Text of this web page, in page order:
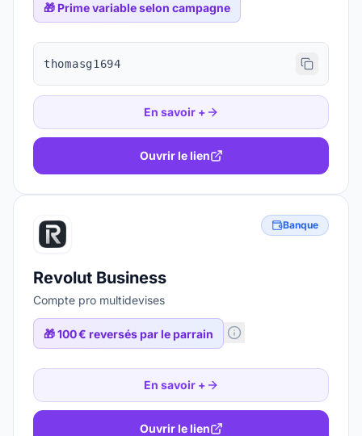
🎁 Prime variable selon campagne
thomasg1694
En savoir +
Ouvrir le lien
Banque
Revolut Business
Compte pro multidevises
🎁100 € reversés par le parrain
En savoir +
Ouvrir le lien